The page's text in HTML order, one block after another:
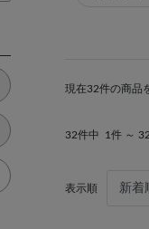
現在32件の商品
32件中 1件 ～
表示順